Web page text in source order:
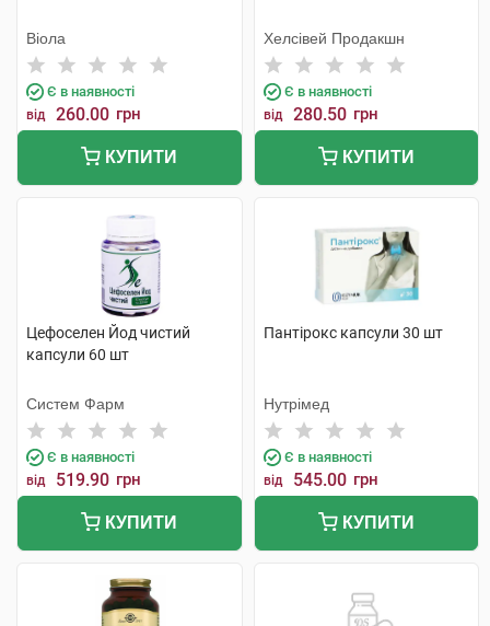
Віола
Є в наявності
від 260.00 грн
КУПИТИ
Хелсівей Продакшн
Є в наявності
від 280.50 грн
КУПИТИ
Цефоселен Йод чистий
капсули 60 шт
Систем Фарм
Є в наявності
від 519.90 грн
КУПИТИ
Пантірокс капсули 30 шт
Нутрімед
Є в наявності
від 545.00 грн
КУПИТИ